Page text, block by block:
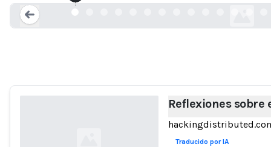
Reflexiones sobre
Traducido por IA